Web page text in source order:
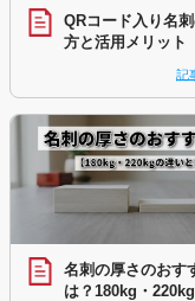
QRコード入り名
方と活用メリット
記
名刺の厚さのおす
は？180kg・